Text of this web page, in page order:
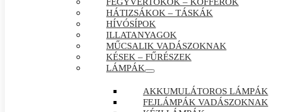
HÁTIZSÁKOK – TÁSKÁK
HÍVÓSÍPOK
ILLATANYAGOK
MŰCSALIK VADÁSZOKNAK
KÉSEK – FŰRÉSZEK
LÁMPÁK
AKKUMULÁTOROS LÁMPÁK
FEJLÁMPÁK VADÁSZOKNAK